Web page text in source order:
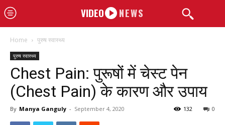
VIDEO NEWS
Home पुरुष स्वास्थ्य
पुरुष स्वास्थ्य
Chest Pain: पुरूषों में चेस्ट पेन
(Chest Pain) के कारण और उपाय
By Manya Ganguly - September 4, 2020 0
132